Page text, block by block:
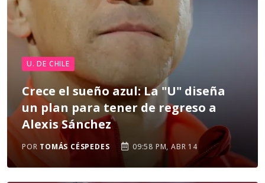
U. DE CHILE
Crece el sueño azul: La "U" diseña
un plan para tener de regreso a
Alexis Sánchez
POR TOMÁS CÉSPEDES 09:58 PM, ABR 14